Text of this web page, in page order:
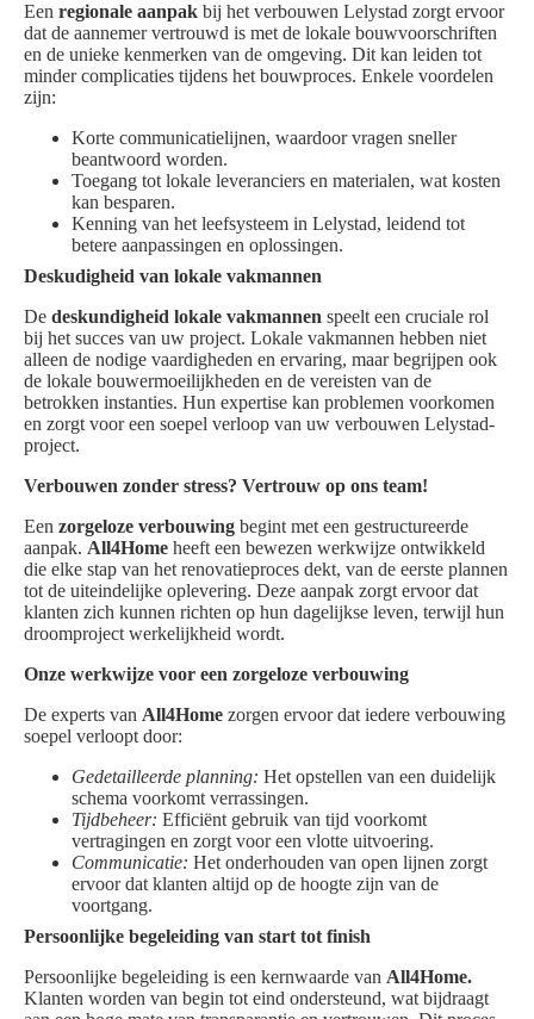
Een regionale aanpak bij het verbouwen Lelystad zorgt ervoor
dat de aannemer vertrouwd is met de lokale bouwvoorschriften
en de unieke kenmerken van de omgeving. Dit kan leiden tot
minder complicaties tijdens het bouwproces. Enkele voordelen
zijn:
Korte communicatielijnen, waardoor vragen sneller
beantwoord worden.
Toegang tot lokale leveranciers en materialen, wat kosten
kan besparen.
Kenning van het leefsysteem in Lelystad, leidend tot
betere aanpassingen en oplossingen.
Deskudigheid van lokale vakmannen
De deskundigheid lokale vakmannen speelt een cruciale rol
bij het succes van uw project. Lokale vakmannen hebben niet
alleen de nodige vaardigheden en ervaring, maar begrijpen ook
de lokale bouwermoeilijkheden en de vereisten van de
betrokken instanties. Hun expertise kan problemen voorkomen
en zorgt voor een soepel verloop van uw verbouwen Lelystad-
project.
Verbouwen zonder stress? Vertrouw op ons team!
Een zorgeloze verbouwing begint met een gestructureerde
aanpak. All4Home heeft een bewezen werkwijze ontwikkeld
die elke stap van het renovatieproces dekt, van de eerste plannen
tot de uiteindelijke oplevering. Deze aanpak zorgt ervoor dat
klanten zich kunnen richten op hun dagelijkse leven, terwijl hun
droomproject werkelijkheid wordt.
Onze werkwijze voor een zorgeloze verbouwing
De experts van All4Home zorgen ervoor dat iedere verbouwing
soepel verloopt door:
Gedetailleerde planning: Het opstellen van een duidelijk
schema voorkomt verrassingen.
Tijdbeheer: Efficiënt gebruik van tijd voorkomt
vertragingen en zorgt voor een vlotte uitvoering.
Communicatie: Het onderhouden van open lijnen zorgt
ervoor dat klanten altijd op de hoogte zijn van de
voortgang.
Persoonlijke begeleiding van start tot finish
Persoonlijke begeleiding is een kernwaarde van All4Home.
Klanten worden van begin tot eind ondersteund, wat bijdraagt